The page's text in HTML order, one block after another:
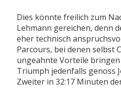
Dies könnte freilich zum
Lehmann gereichen, denn
eher technisch
Parcours, bei denen selbst
ungeahnte Vorteile
Triumph jedenfalls genoss
Zweiter in 32:17 Minuten